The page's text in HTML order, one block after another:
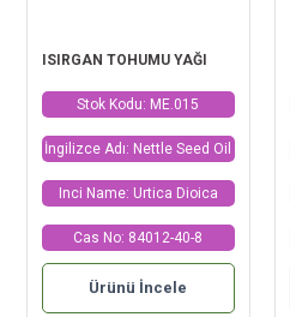
ISIRGAN TOHUMU YAĞI
Stok Kodu: ME.015
İngilizce Adı: Nettle Seed Oil
Inci Name: Urtica Dioica
Cas No: 84012-40-8
Ürünü İncele